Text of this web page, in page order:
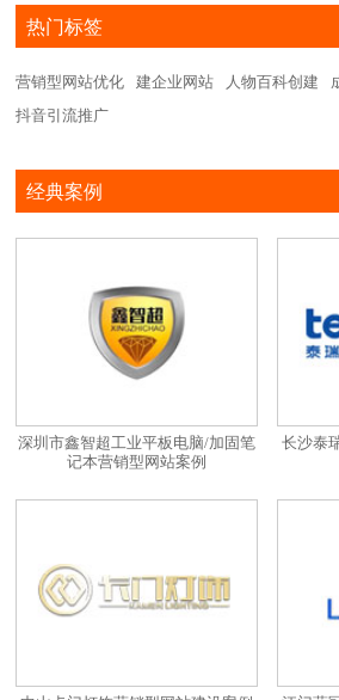
热门标签
营销型网站优化 建企业网站 人物百科创建
抖音引流推广
经典案例
深圳市鑫智超工业平板电脑/加固笔
记本营销型网站案例
长沙泰